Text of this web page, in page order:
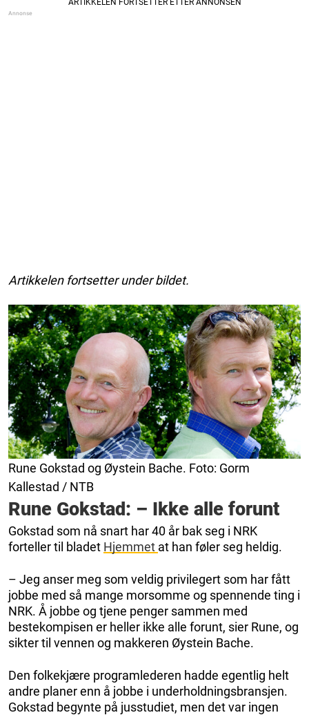
Artikkelen fortsetter under bildet.
Rune Gokstad og Øystein Bache. Foto: Gorm
Kallestad / NTB
Rune Gokstad: – Ikke alle forunt
Gokstad som nå snart har 40 år bak seg i NRK
forteller til bladet Hjemmet at han føler seg heldig.
– Jeg anser meg som veldig privilegert som har fått
jobbe med så mange morsomme og spennende ting i
NRK. Å jobbe og tjene penger sammen med
bestekompisen er heller ikke alle forunt, sier Rune, og
sikter til vennen og makkeren Øystein Bache.
Den folkekjære programlederen hadde egentlig helt
andre planer enn å jobbe i underholdningsbransjen.
Gokstad begynte på jusstudiet, men det var ingen